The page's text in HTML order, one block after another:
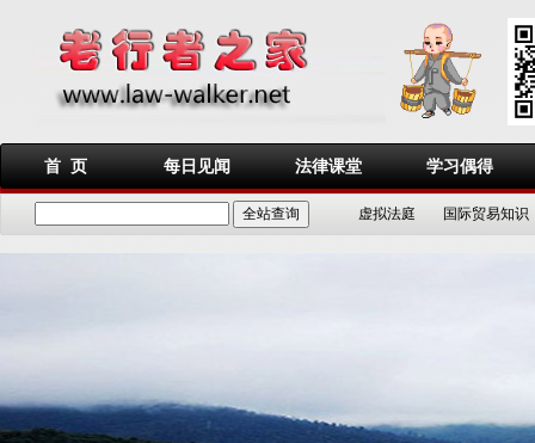
首 页 每日见闻 法律课堂 学习偶得
虚拟法庭 国际贸易知识